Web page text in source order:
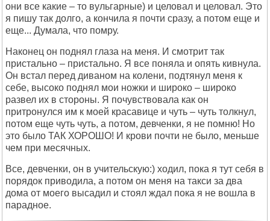
они все какие – то вульгарные) и целовал и целовал. Это
я пишу так долго, а кончила я почти сразу, а потом еще и
еще... Думала, что помру.
Наконец он поднял глаза на меня. И смотрит так
пристально – пристально. Я все поняла и опять кивнула.
Он встал перед диваном на колени, подтянул меня к
себе, высоко поднял мои ножки и широко – широко
развел их в стороны. Я почувствовала как он
притронулся им к моей красавице и чуть – чуть толкнул,
потом еще чуть чуть, а потом, девченки, я не помню! Но
это было ТАК ХОРОШО! И крови почти не было, меньше
чем при месячных.
Все, девченки, он в учительскую:) ходил, пока я тут себя в
порядок приводила, а потом он меня на такси за два
дома от моего высадил и стоял ждал пока я не вошла в
парадное.